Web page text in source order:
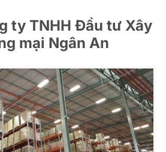
ty TNHH Đầu tư Xây
mại Ngân An